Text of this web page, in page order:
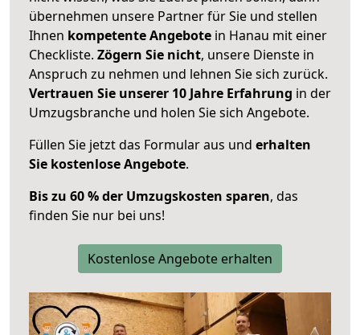
übernehmen unsere Partner für Sie und stellen
Ihnen kompetente Angebote in Hanau mit einer
Checkliste. Zögern Sie nicht, unsere Dienste in
Anspruch zu nehmen und lehnen Sie sich zurück.
Vertrauen Sie unserer 10 Jahre Erfahrung in der
Umzugsbranche und holen Sie sich Angebote.
Füllen Sie jetzt das Formular aus und erhalten
Sie kostenlose Angebote.
Bis zu 60 % der Umzugskosten sparen, das
finden Sie nur bei uns!
Kostenlose Angebote erhalten